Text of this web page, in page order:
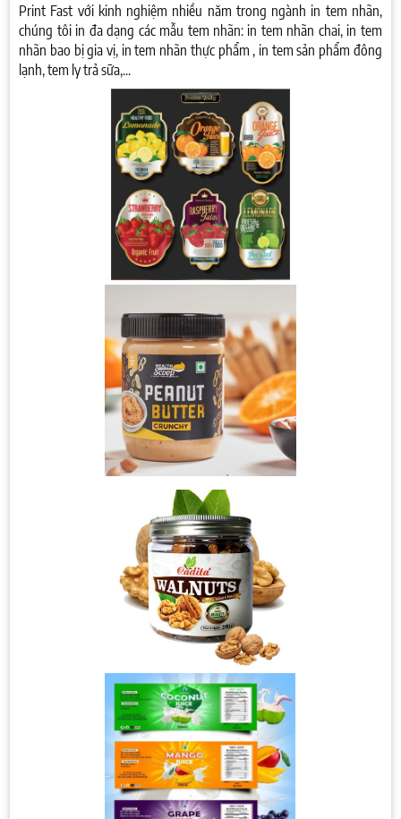
Print Fast với kinh nghiệm nhiều năm trong ngành in tem nhãn,
chúng tôi in đa dạng các mẫu tem nhãn: in tem nhãn chai, in tem
nhãn bao bị gia vị, in tem nhãn thực phẩm , in tem sản phẩm đông
lạnh, tem ly trả sữa,...